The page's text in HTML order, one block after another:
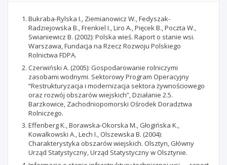
Bukraba-Rylska I., Ziemianowicz W., Fedyszak-
Radziejowska B., Frenkiel I., Liro A., Pięcek B., Poczta W.,
Swianiewicz B. (2002): Polska wieś. Raport o stanie wsi.
Warszawa, Fundacja na Rzecz Rozwoju Polskiego
Rolnictwa FDPA.
Czerwiński A. (2005): Gospodarowanie rolniczymi
zasobami wodnymi. Sektorowy Program Operacyjny
“Restrukturyzacja i modernizacja sektora żywnościowego
oraz rozwój obszarów wiejskich”, Działanie 2.5.
Barzkowice, Zachodniopomorski Ośrodek Doradztwa
Rolniczego.
Effenberg K., Borawska-Okorska M., Głogińska K.,
Kowalkowski A., Lech I., Olszewska B. (2004):
Charakterystyka obszarów wiejskich. Olsztyn, Główny
Urząd Statystyczny, Urząd Statystyczny w Olsztynie.